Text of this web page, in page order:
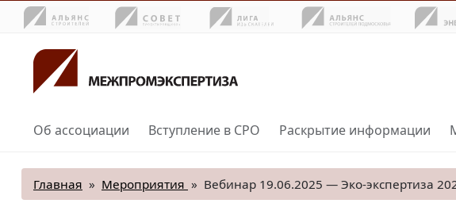
Об ассоциации Вступление в СРО Раскрытие информации
Главная » Мероприятия » Вебинар 19.06.2025 — Эко-экспертиза